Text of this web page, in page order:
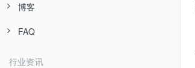
博客
FAQ
行业资讯